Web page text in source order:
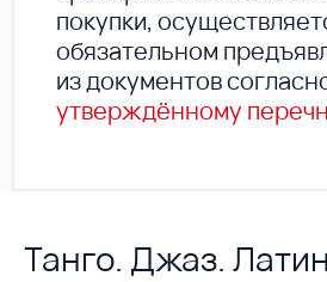
покупки,
обязательном
из документов
утверждённому
Танго. Джаз.